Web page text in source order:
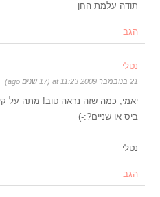
תודה עלמת החן
הגב
נטלי
21 בנובמבר 2009 at 11:23 (17 שנים ago)
יאמי, כמה שזה נראה טוב! מתה על
ביס או שניים?:-)
נטלי
הגב